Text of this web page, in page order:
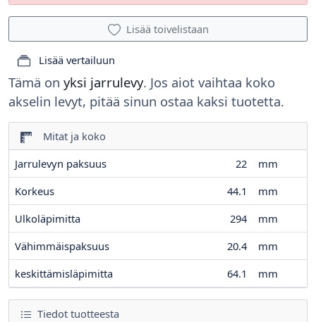
Tämä on yksi jarrulevy. Jos aiot vaihtaa koko
akselin levyt, pitää sinun ostaa kaksi tuotetta.
Mitat ja koko
Jarrulevyn paksuus
22
mm
Korkeus
44.1
mm
Ulkoläpimitta
294
mm
Vähimmäispaksuus
20.4
mm
keskittämisläpimitta
64.1 mm
Tiedot tuotteesta
Lisää toivelistaan
Lisää vertailuun